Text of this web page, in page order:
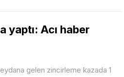
yaptı: Acı haber
gelen zincirleme kazada 1